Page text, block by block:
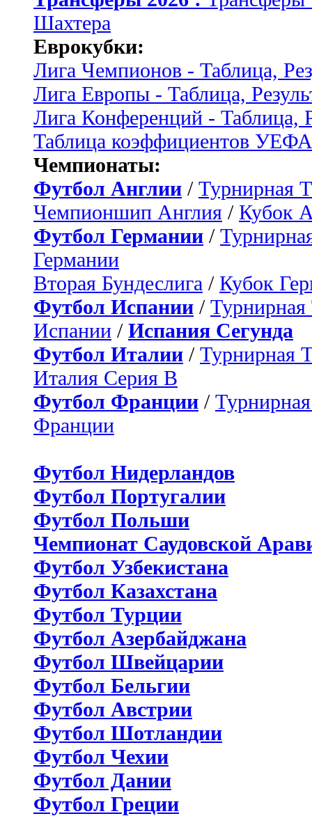
Шахтера
Еврокубки:
Лига Чемпионов - Таблица,
Лига Европы - Таблица,
Лига Конференций - Таблица,
Таблица коэффициентов УЕФА
Чемпионаты:
Футбол Англии / Турнирная
Чемпионшип Англия / Кубок
Футбол Германии /
Германии
Вторая Бундеслига / Кубок
Футбол Испании / Турнирная
Испании / Испания Сегунда
Футбол Италии / Турнирная
Италия Серия B
Футбол Франции /
Франции
Футбол Нидерландов
Футбол Португалии
Футбол Польши
Чемпионат Саудовской
Футбол Узбекистана
Футбол Казахстана
Футбол Турции
Футбол Азербайджана
Футбол Швейцарии
Футбол Бельгии
Футбол Австрии
Футбол Шотландии
Футбол Чехии
Футбол Дании
Футбол Греции